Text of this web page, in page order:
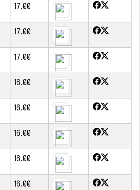
17.00
17.00
17.00
16.00
16.00
16.00
16.00
16.00